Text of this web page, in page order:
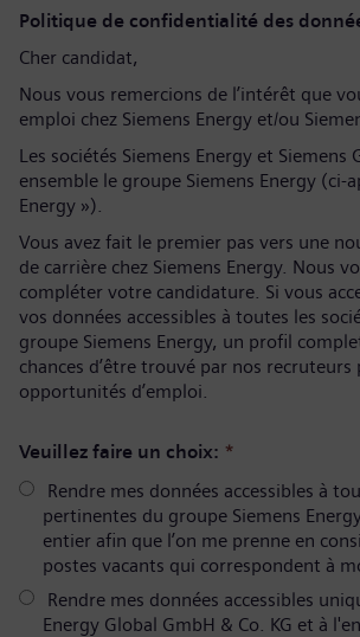
Politique de confidentialité des
Cher candidat,
Nous vous remercions de l’intérêt que
emploi chez Siemens Energy et/ou
Les sociétés Siemens Energy et Siemens
ensemble le groupe Siemens Energy (ci-
Energy »).
Vous avez fait le premier pas vers une
de carrière chez Siemens Energy. Nous
compléter votre candidature. Si vous
vos données accessibles à toutes les
groupe Siemens Energy, un profil
chances d’être trouvé par nos
opportunités d’emploi.
Veuillez faire un choix: *
Rendre mes données accessibles à
pertinentes du groupe Siemens
entier afin que l’on me prenne en
postes vacants qui correspondent à
Rendre mes données accessibles
Energy Global GmbH & Co. KG et à